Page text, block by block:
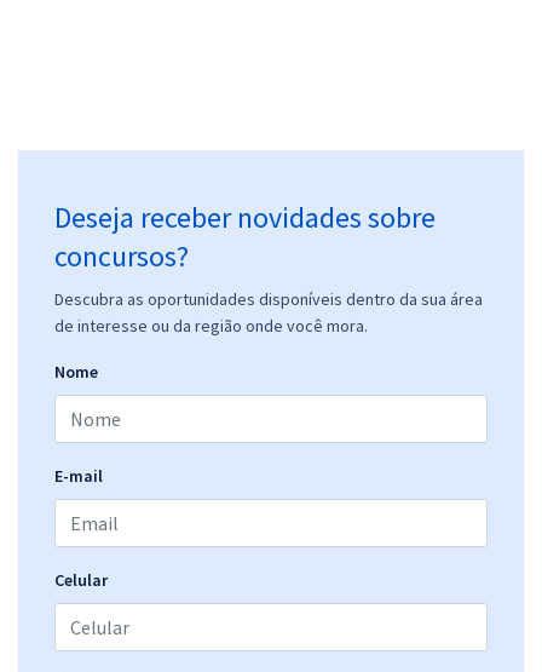
Deseja receber novidades sobre
concursos?
Descubra as oportunidades disponíveis dentro da sua área
de interesse ou da região onde você mora.
Nome
E-mail
Celular